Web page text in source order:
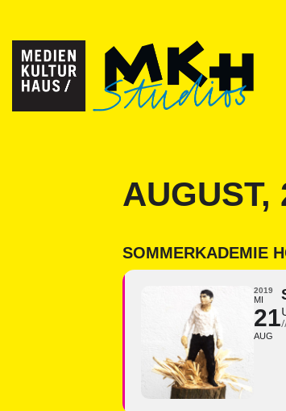
AUGUST,
SOMMERKADEMIE
2019
MI
21
AUG